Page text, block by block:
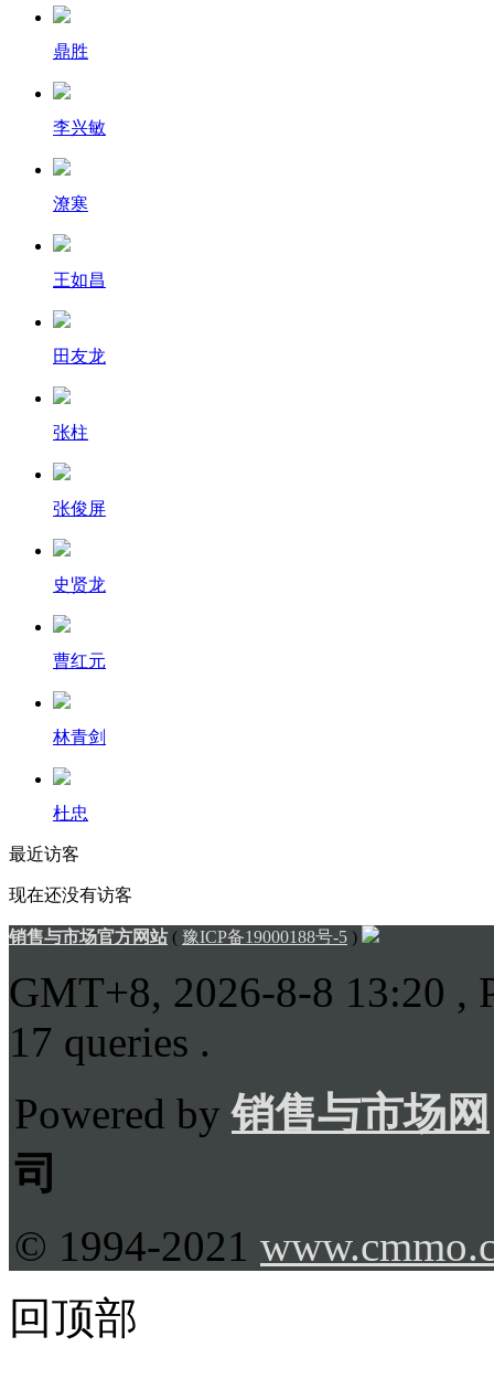
鼎胜
李兴敏
潦寒
王如昌
田友龙
张柱
张俊屏
史贤龙
曹红元
林青剑
杜忠
最近访客
现在还没有访客
销售与市场官方网站( 豫ICP备19000188号-5 )
GMT+8, 2026-8-8 13:20 ,
17 queries .
Powered by销售与市场网
司
© 1994-2021
回顶部